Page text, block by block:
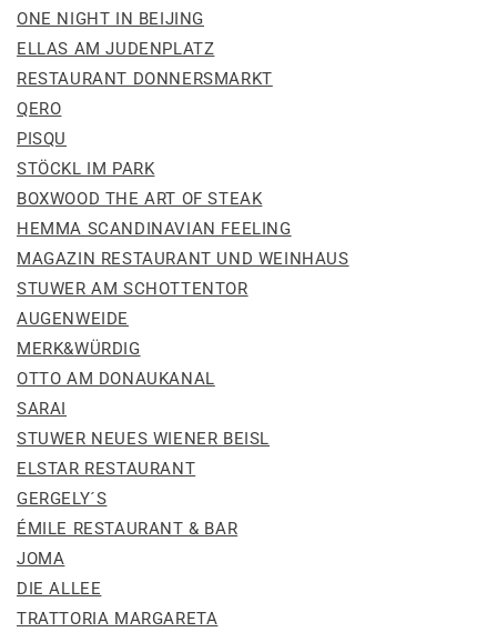
ONE NIGHT IN BEIJING
ELLAS AM JUDENPLATZ
RESTAURANT DONNERSMARKT
QERO
PISQU
STÖCKL IM PARK
BOXWOOD THE ART OF STEAK
HEMMA SCANDINAVIAN FEELING
MAGAZIN RESTAURANT UND WEINHAUS
STUWER AM SCHOTTENTOR
AUGENWEIDE
MERK&WÜRDIG
OTTO AM DONAUKANAL
SARAI
STUWER NEUES WIENER BEISL
ELSTAR RESTAURANT
GERGELY´S
ÉMILE RESTAURANT & BAR
JOMA
DIE ALLEE
TRATTORIA MARGARETA